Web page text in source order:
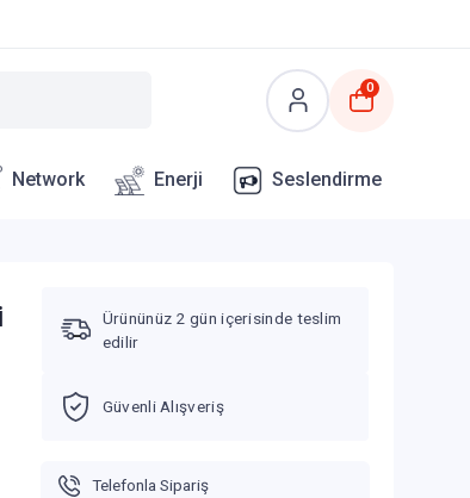
0
Network Enerji Seslendirme
Ürününüz 2 gün içerisinde teslim
edilir
Güvenli Alışveriş
Telefonla Sipariş